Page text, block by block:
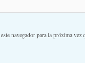
navegador para la próxima vez